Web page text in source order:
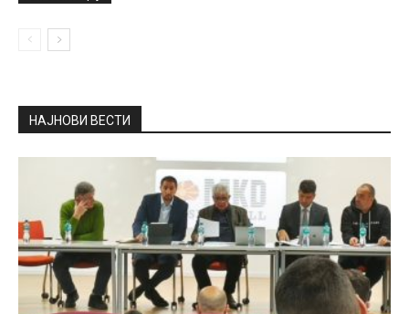
НАЈНОВИ ВЕСТИ